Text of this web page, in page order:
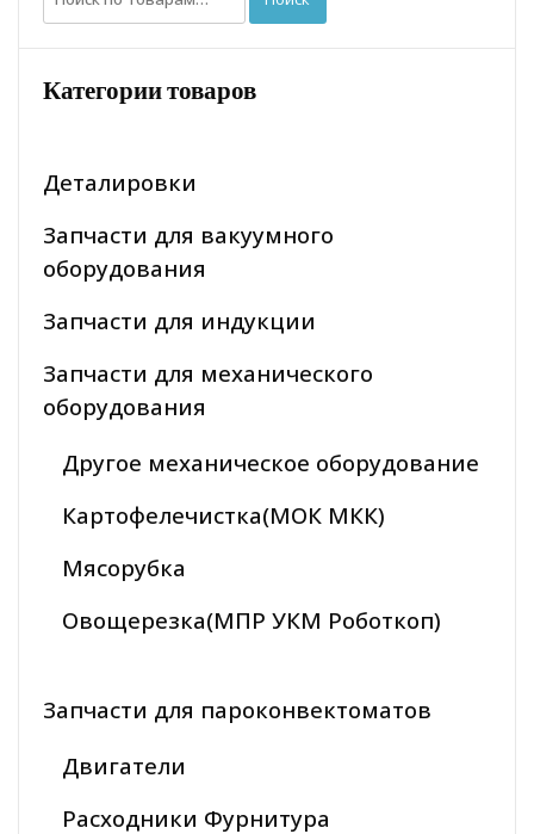
Категории товаров
Деталировки
Запчасти для вакуумного
оборудования
Запчасти для индукции
Запчасти для механического
оборудования
Другое механическое оборудование
Картофелечистка(МОК МКК)
Мясорубка
Овощерезка(МПР УКМ Роботкоп)
Запчасти для пароконвектоматов
Двигатели
Расходники Фурнитура